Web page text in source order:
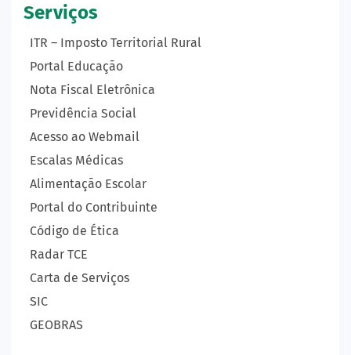
Serviços
ITR – Imposto Territorial Rural
Portal Educação
Nota Fiscal Eletrônica
Previdência Social
Acesso ao Webmail
Escalas Médicas
Alimentação Escolar
Portal do Contribuinte
Código de Ética
Radar TCE
Carta de Serviços
SIC
GEOBRAS